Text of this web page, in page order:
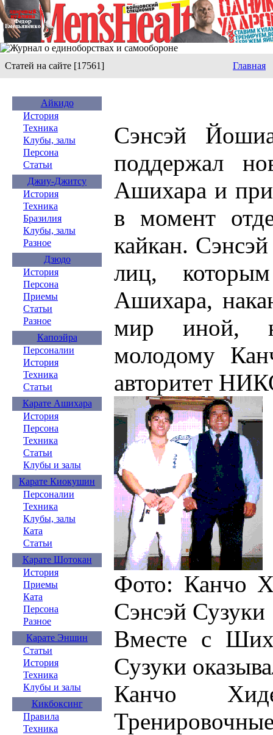
Статей на сайте [17561] Главная
Айкидо
История
Техника
Клубы, залы
Персона
Статьи
Джиу-Джитсу
История
Техника
Бразилия
Клубы, залы
Разное
Дзюдо
История
Персона
Приемы
Статьи
Разное
Капоэйра
Персоналии
История
Техника
Статьи
Карате Ашихара
История
Персона
Техника
Статьи
Клубы и залы
Карате Киокушин
Персоналии
Техника
Клубы, залы
Ката
Статьи
Карате Шотокан
История
Приемы
Ката
Персона
Разное
Карате Эншин
Статьи
История
Техника
Клубы и залы
Кикбоксинг
Правила
Техника
Сэнсэй
поддержал
Ашихара и
в момент
кайкан.
лиц,
Ашихара,
мир иной,
молодому
авторитет
Фото: Канчо
Сэнсэй Сузуки
Вместе с
Сузуки
Канчо